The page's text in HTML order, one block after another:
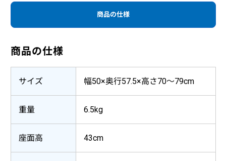
商品の仕様
商品の仕様
サイズ 幅50×奥行57.5×高さ70〜79cm
重量 6.5kg
座面高 43cm